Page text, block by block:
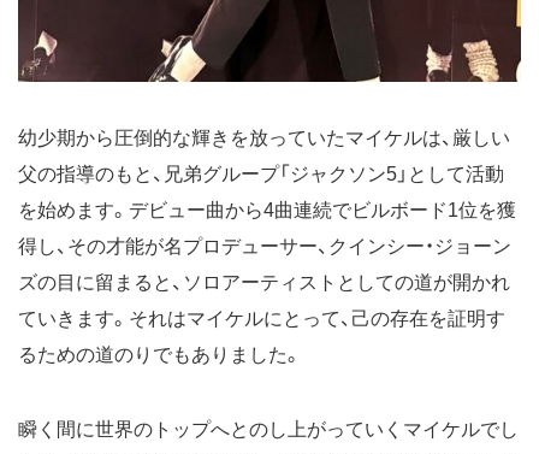
幼少期から圧倒的な輝きを放っていたマイケルは、厳しい
父の指導のもと、兄弟グループ「ジャクソン5」として活動
を始めます。デビュー曲から4曲連続でビルボード1位を獲
得し、その才能が名プロデューサー、クインシー・ジョーン
ズの目に留まると、ソロアーティストとしての道が開かれ
ていきます。それはマイケルにとって、己の存在を証明す
るための道のりでもありました。
瞬く間に世界のトップへとのし上がっていくマイケルでし